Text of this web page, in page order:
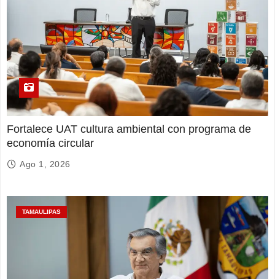
Fortalece UAT cultura ambiental con programa de
economía circular
Ago 1, 2026
TAMAULIPAS